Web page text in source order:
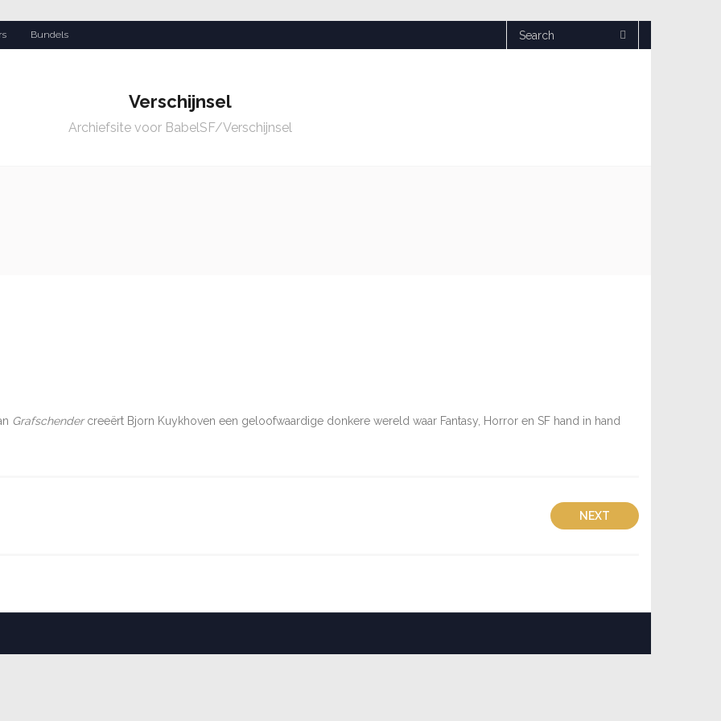
Bundels
Verschijnsel
Archiefsite voor BabelSF/Verschijnsel
Grafschendercreeërt Bjorn Kuykhoven een geloofwaardige donkere wereld waar Fantasy, Horror en SF hand in hand
NEXT